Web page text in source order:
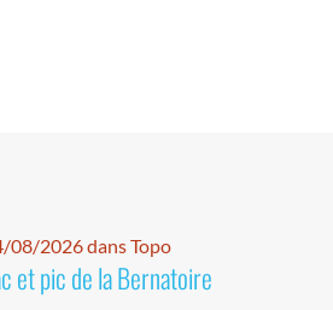
08/2026 dans Topo
et pic de la Bernatoire